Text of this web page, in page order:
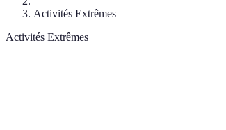
Activités Extrêmes
Activités Extrêmes